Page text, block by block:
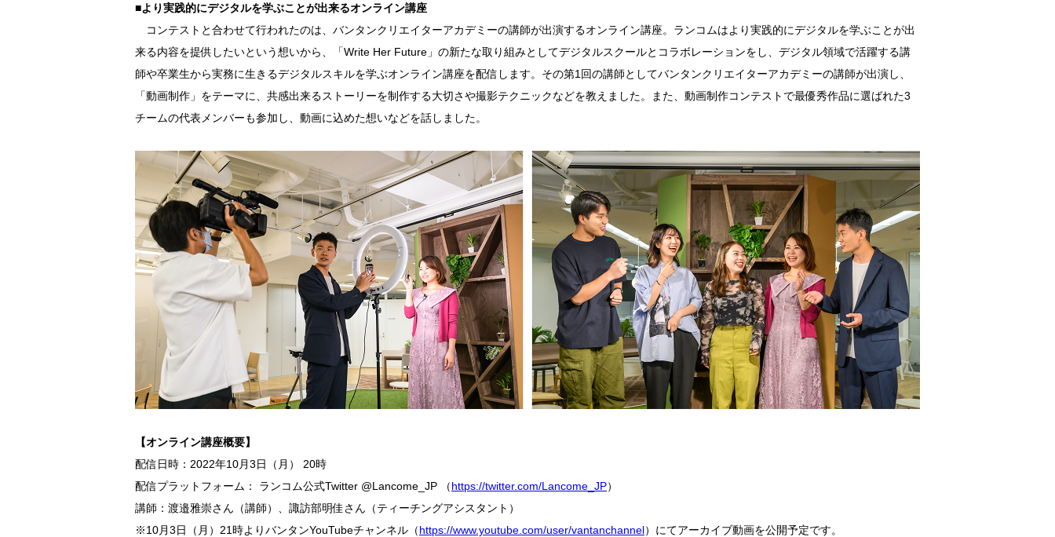
■より実践的にデジタルを学ぶことが出来るオンライン講座
コンテストと合わせて行われたのは、バンタンクリエイターアカデミーの講師が出演するオンライン講座。ランコムはより実践的にデジタルを学ぶことが出
来る内容を提供したいという想いから、「Write Her Future」の新たな取り組みとしてデジタルスクールとコラボレーションをし、デジタル領域で活躍する講
師や卒業生から実務に生きるデジタルスキルを学ぶオンライン講座を配信します。その第1回の講師としてバンタンクリエイターアカデミーの講師が出演し、
「動画制作」をテーマに、共感出来るストーリーを制作する大切さや撮影テクニックなどを教えました。また、動画制作コンテストで最優秀作品に選ばれた3
チームの代表メンバーも参加し、動画に込めた想いなどを話しました。
【オンライン講座概要】
配信日時：2022年10月3日（月） 20時
配信プラットフォーム： ランコム公式Twitter @Lancome_JP （https://twitter.com/Lancome_JP）
講師：渡邉雅崇さん（講師）、諏訪部明佳さん（ティーチングアシスタント）
※10月3日（月）21時よりバンタンYouTubeチャンネル（https://www.youtube.com/user/vantanchannel）にてアーカイブ動画を公開予定です。